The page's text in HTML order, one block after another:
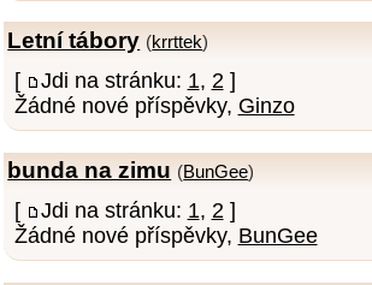
Letní tábory (krrttek)
[ Jdi na stránku: 1, 2]
Žádné nové příspěvky, Ginzo
bunda na zimu (BunGee)
[ Jdi na stránku: 1, 2]
Žádné nové příspěvky, BunGee